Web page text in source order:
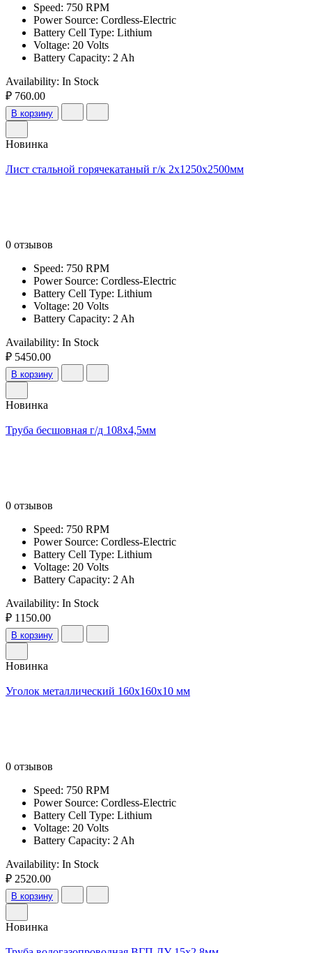
Speed: 750 RPM
Power Source: Cordless-Electric
Battery Cell Type: Lithium
Voltage: 20 Volts
Battery Capacity: 2 Ah
Availability: In Stock
₽ 760.00
В корзину
Новинка
Лист стальной горячекатаный г/к 2х1250х2500мм
0 отзывов
Speed: 750 RPM
Power Source: Cordless-Electric
Battery Cell Type: Lithium
Voltage: 20 Volts
Battery Capacity: 2 Ah
Availability: In Stock
₽ 5450.00
В корзину
Новинка
Труба бесшовная г/д 108х4,5мм
0 отзывов
Speed: 750 RPM
Power Source: Cordless-Electric
Battery Cell Type: Lithium
Voltage: 20 Volts
Battery Capacity: 2 Ah
Availability: In Stock
₽ 1150.00
В корзину
Новинка
Уголок металлический 160x160x10 мм
0 отзывов
Speed: 750 RPM
Power Source: Cordless-Electric
Battery Cell Type: Lithium
Voltage: 20 Volts
Battery Capacity: 2 Ah
Availability: In Stock
₽ 2520.00
В корзину
Новинка